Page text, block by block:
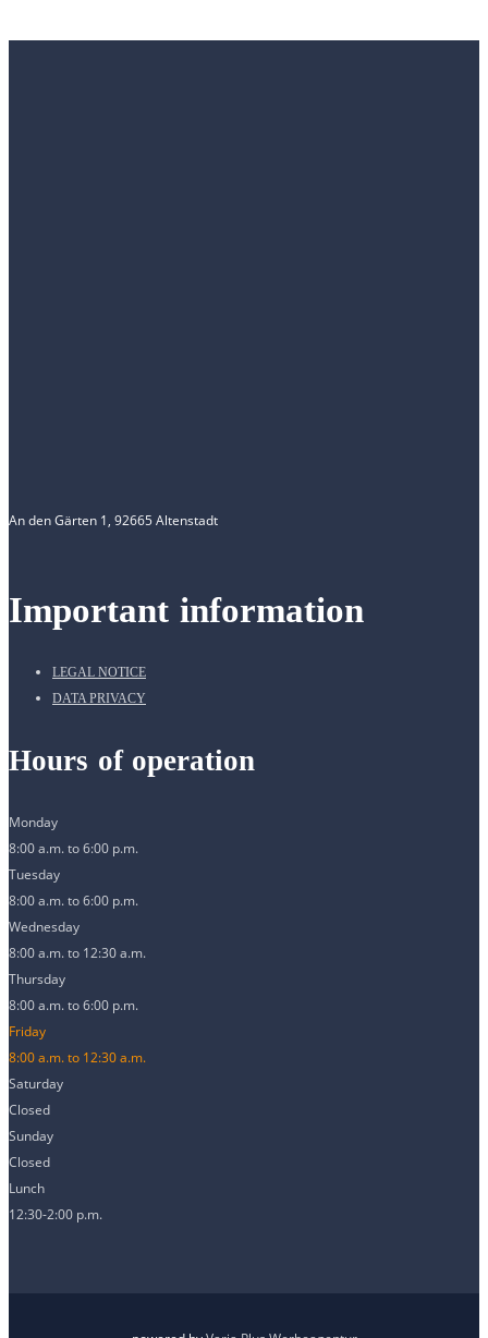
An den Gärten 1, 92665 Altenstadt
Important information
LEGAL NOTICE
DATA PRIVACY
Hours of operation
Monday
8:00 a.m. to 6:00 p.m.
Tuesday
8:00 a.m. to 6:00 p.m.
Wednesday
8:00 a.m. to 12:30 a.m.
Thursday
8:00 a.m. to 6:00 p.m.
Friday
8:00 a.m. to 12:30 a.m.
Saturday
Closed
Sunday
Closed
Lunch
12:30-2:00 p.m.